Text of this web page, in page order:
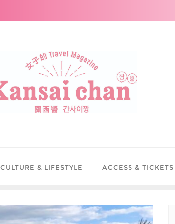
CULTURE & LIFESTYLE ACCESS & TICKETS